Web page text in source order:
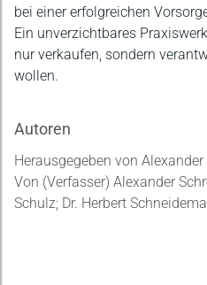
bei einer erfolgreichen
Ein unverzichtbares
nur verkaufen, sondern
wollen.
Autoren
Herausgegeben von
Von (Verfasser) Alexander
Schulz; Dr. Herbert